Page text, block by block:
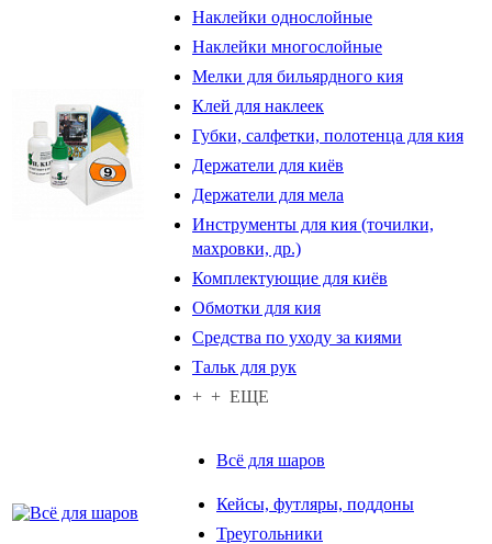
Наклейки однослойные
Наклейки многослойные
Мелки для бильярдного кия
Клей для наклеек
Губки, салфетки, полотенца для кия
Держатели для киёв
Держатели для мела
Инструменты для кия (точилки,
махровки, др.)
Комплектующие для киёв
Обмотки для кия
Средства по уходу за киями
Тальк для рук
+ + ЕЩЕ
Всё для шаров
Кейсы, футляры, поддоны
Треугольники